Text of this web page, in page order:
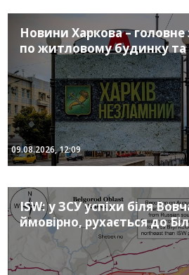
Новини Харкова – головне
по житловому будинку та
09.08.2026, 12:09
ISW: у ЗСУ успіхи біля
ймовірно, рухається до